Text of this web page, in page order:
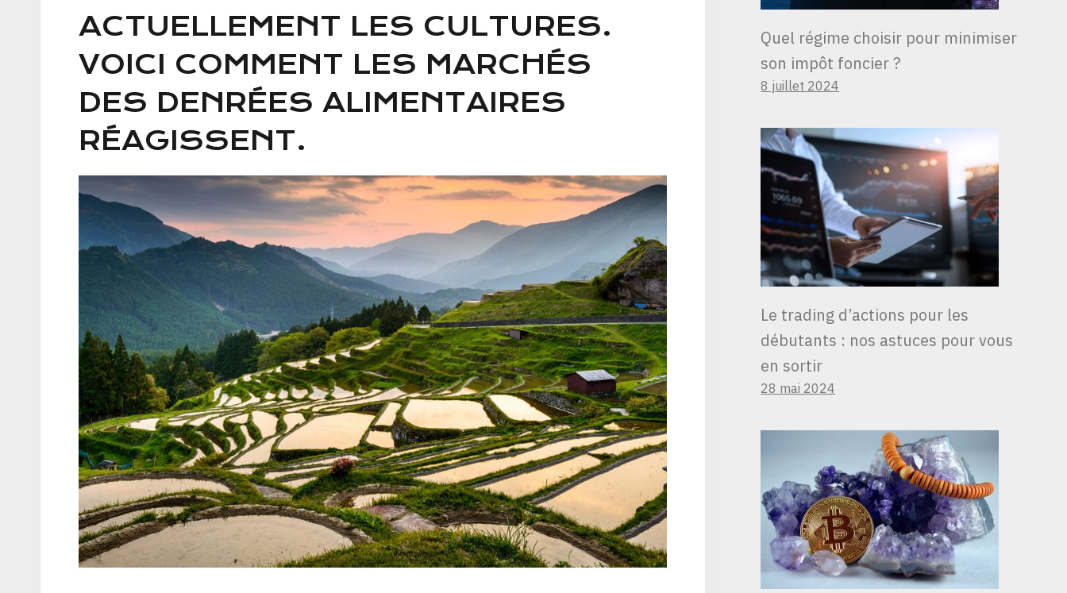
ACTUELLEMENT LES CULTURES.
VOICI COMMENT LES MARCHÉS
DES DENRÉES ALIMENTAIRES
RÉAGISSENT.
Quel régime choisir pour minimiser
son impôt foncier ?
8 juillet 2024
Le trading d’actions pour les
débutants : nos astuces pour vous
en sortir
28 mai 2024